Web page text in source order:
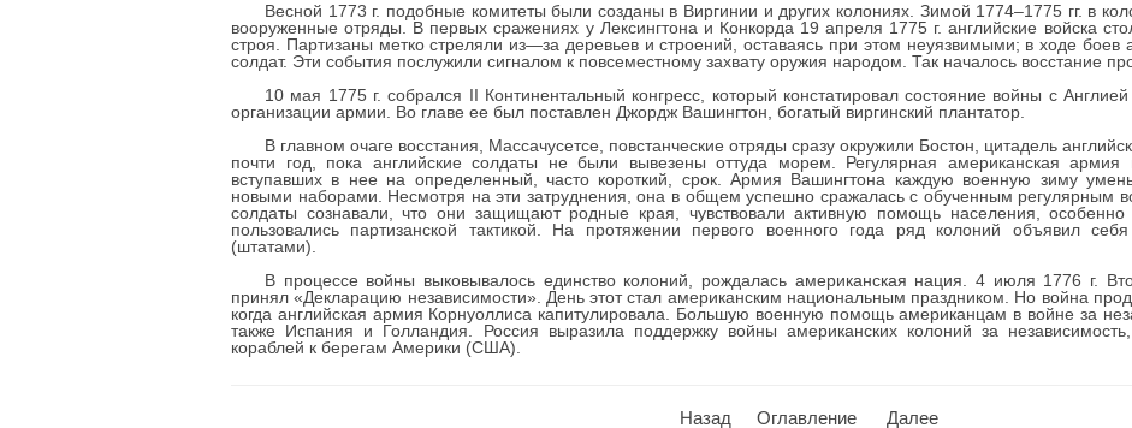
Весной 1773 г. подобные комитеты были созданы в Виргинии и других колониях. Зимой 1774–1775 гг. в
вооруженные отряды. В первых сражениях у Лексингтона и Конкорда 19 апреля 1775 г. английские войска
строя. Партизаны метко стреляли из—за деревьев и строений, оставаясь при этом неуязвимыми; в ходе боев
солдат. Эти события послужили сигналом к повсеместному захвату оружия народом. Так началось восстание
10 мая 1775 г. собрался II Континентальный конгресс, который констатировал состояние войны с
организации армии. Во главе ее был поставлен Джордж Вашингтон, богатый виргинский плантатор.
В главном очаге восстания, Массачусетсе, повстанческие отряды сразу окружили Бостон, цитадель
почти год, пока английские солдаты не были вывезены оттуда морем. Регулярная американская армия
вступавших в нее на определенный, часто короткий, срок. Армия Вашингтона каждую военную зиму
новыми наборами. Несмотря на эти затруднения, она в общем успешно сражалась с обученным регулярным
солдаты сознавали, что они защищают родные края, чувствовали активную помощь населения, особенно
пользовались партизанской тактикой. На протяжении первого военного года ряд колоний объявил
(штатами).
В процессе войны выковывалось единство колоний, рождалась американская нация. 4 июля 1776 г.
принял «Декларацию независимости». День этот стал американским национальным праздником. Но война
когда английская армия Корнуоллиса капитулировала. Большую военную помощь американцам в войне за
также Испания и Голландия. Россия выразила поддержку войны американских колоний за
кораблей к берегам Америки (США).
Назад Оглавление Далее